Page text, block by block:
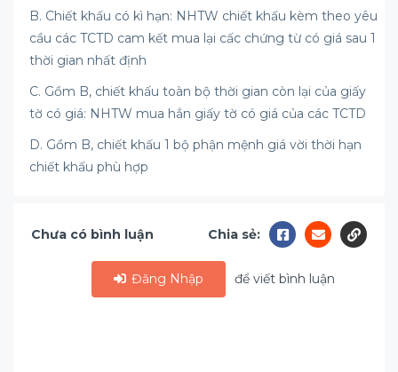
B. Chiết khấu có kì hạn: NHTW chiết khấu kèm theo yêu
cầu các TCTD cam kết mua lại cấc chứng từ có giá sau 1
thời gian nhất định
C. Gồm B, chiết khấu toàn bộ thời gian còn lại của giấy
tờ có giá: NHTW mua hẳn giấy tờ có giá của các TCTD
D. Gồm B, chiết khấu 1 bộ phận mệnh giá vời thời hạn
chiết khấu phù hợp
Chưa có bình luận Chia sẻ:
Đăng Nhập để viết bình luận